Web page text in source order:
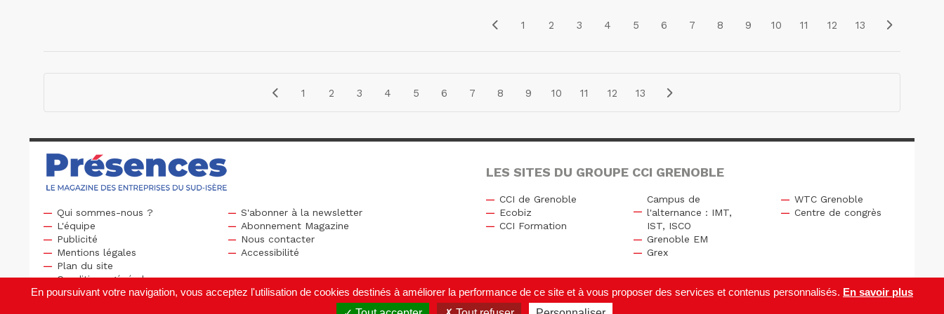
1 2 3 4 5 6 7 8 9 10 11 12 13
1 2 3 4 5 6 7 8 9 10 11 12 13
Qui sommes-nous ?
L'équipe
Publicité
S'abonner à la newsletter
Abonnement Magazine
Nous contacter
Mentions légales
Plan du site
Conditions générales
Accessibilité
LES SITES DU GROUPE CCI GRENOBLE
CCI de Grenoble
Ecobiz
CCI Formation
Campus de
l'alternance : IMT,
IST, ISCO
Grenoble EM
Grex
WTC Grenoble
Centre de congrès
En poursuivant votre navigation, vous acceptez l'utilisation de cookies destinés à améliorer la performance de ce site et à vous proposer des services et contenus personnalisés. En savoir plus